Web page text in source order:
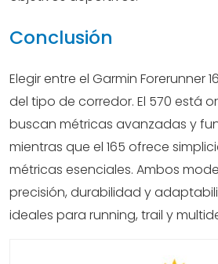
Conclusión
Elegir entre el Garmin Forerunner
del tipo de corredor. El 570 está
buscan métricas avanzadas y
mientras que el 165 ofrece
métricas esenciales. Ambos
precisión, durabilidad y
ideales para running, trail y